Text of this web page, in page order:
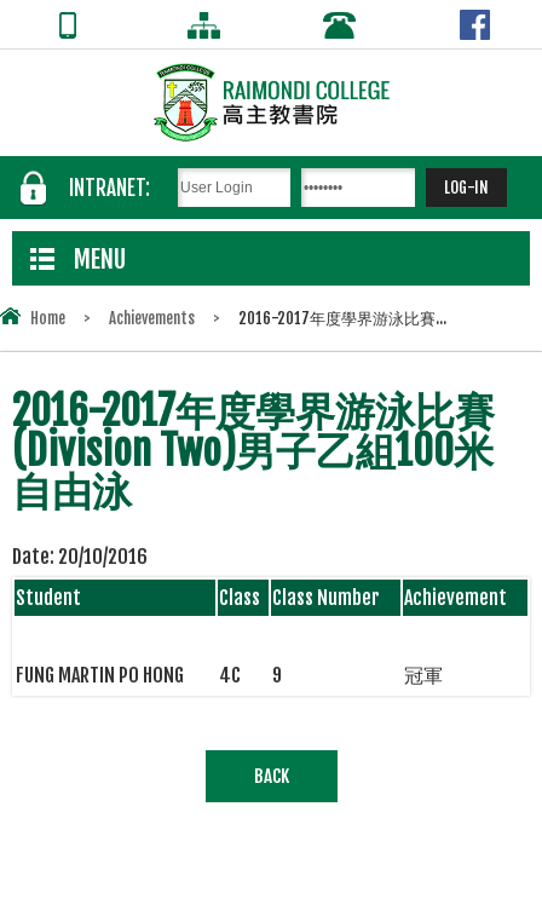
INTRANET:
MENU
Home > Achievements > 2016-2017年度學界游泳比賽...
2016-2017年度學界游泳比賽
(Division Two)男子乙組100米
自由泳
Date: 20/10/2016
Student
Class Class Number Achievement
FUNG MARTIN PO HONG 4C 9 冠軍
BACK